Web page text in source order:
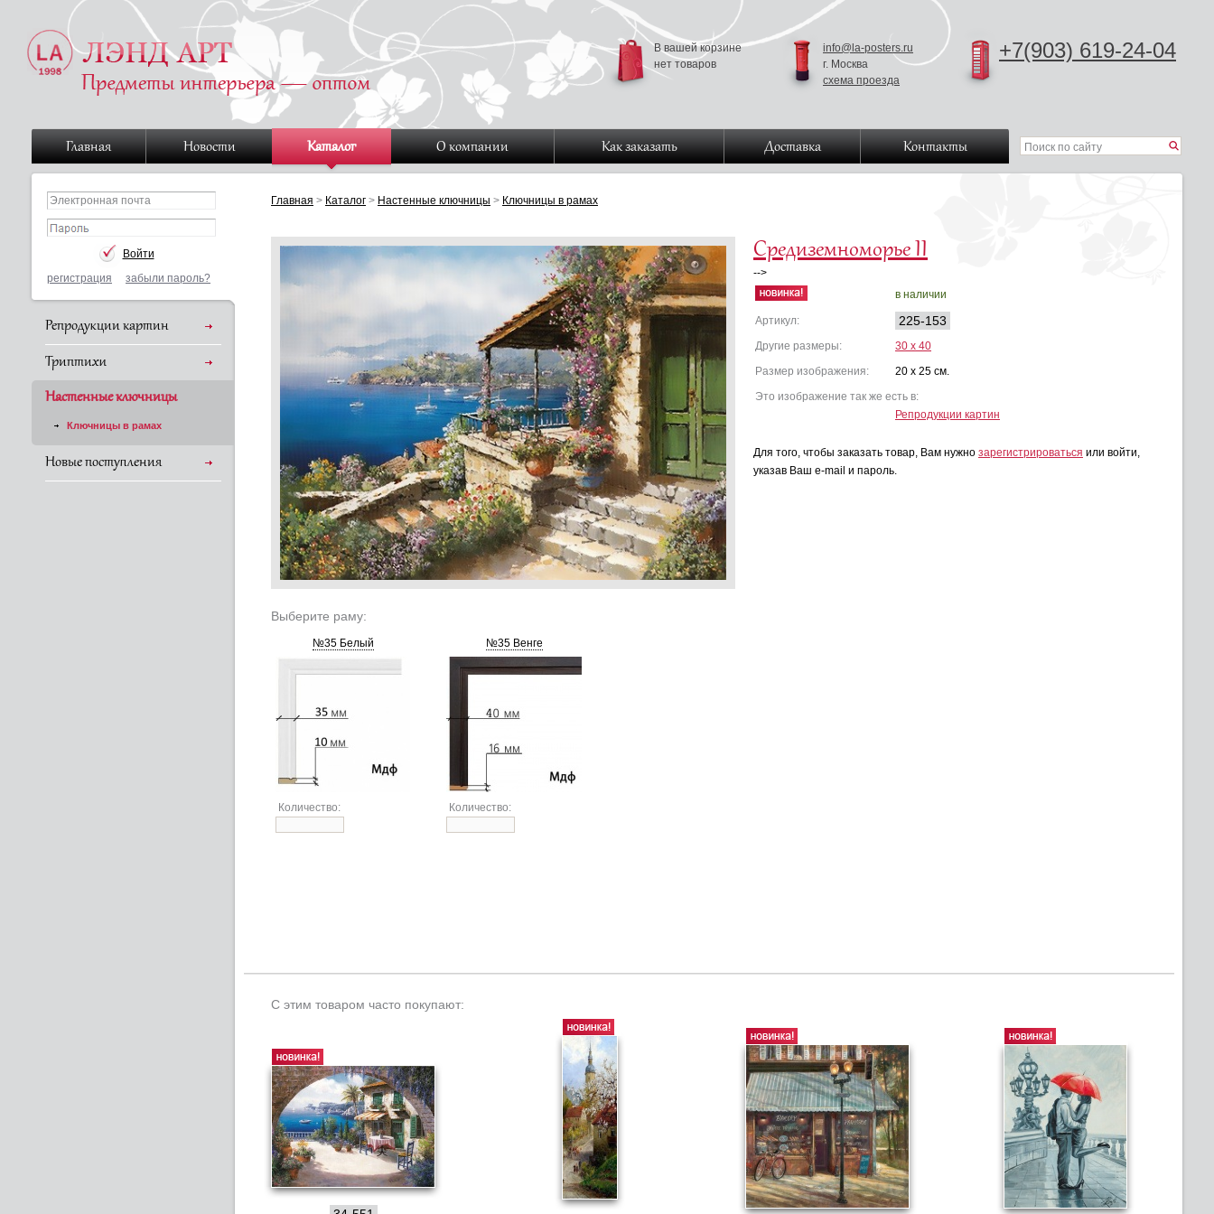
+7(903) 619-24-04
info@la-posters.ru
г. Москва
схема проезда
В вашей корзине
нет товаров
Главная Новости Каталог О компании Как заказать Доставка Контакты
регистрация забыли пароль?
Репродукции картин
Триптихи
Настенные ключницы
Ключницы в рамах
Новые поступления
Главная > Каталог > Настенные ключницы > Ключницы в рамах
Средиземноморье II
-->
в наличии
Артикул: 225-153
Другие размеры:
30 x 40
Размер изображения:
20 x 25 см.
Это изображение так же есть в:
Репродукции картин
Для того, чтобы заказать товар, Вам нужно зарегистрироваться или войти,
указав Ваш e-mail и пароль.
Выберите раму:
№35 Белый
Количество:
№35 Венге
Количество:
С этим товаром часто покупают: